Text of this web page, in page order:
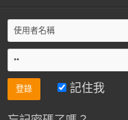
記住我